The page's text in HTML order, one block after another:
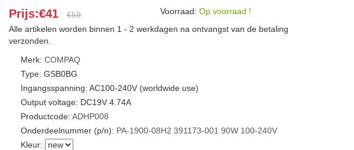
Prijs:€41 €59 Voorraad:Op voorraad !
Alle artikelen worden binnen 1 - 2 werkdagen na ontvangst van de betaling
verzonden.
Merk:COMPAQ
Type: GSB0BG
Ingangsspanning: AC100-240V (worldwide use)
Output voltage: DC19V 4.74A
Productcode:ADHP008
Onderdeelnummer (p/n): PA-1900-08H2 391173-001 90W 100-240V
Kleur: